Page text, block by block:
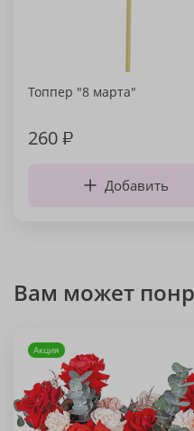
Топпер "8 марта"
260₽
Добавить
Вам может
Акция